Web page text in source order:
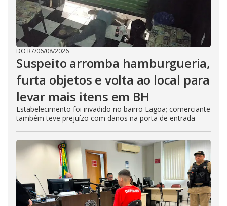
DO R7/06/08/2026
Suspeito arromba hamburgueria,
furta objetos e volta ao local para
levar mais itens em BH
Estabelecimento foi invadido no bairro Lagoa; comerciante
também teve prejuízo com danos na porta de entrada